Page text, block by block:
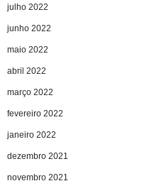
julho 2022
junho 2022
maio 2022
abril 2022
março 2022
fevereiro 2022
janeiro 2022
dezembro 2021
novembro 2021